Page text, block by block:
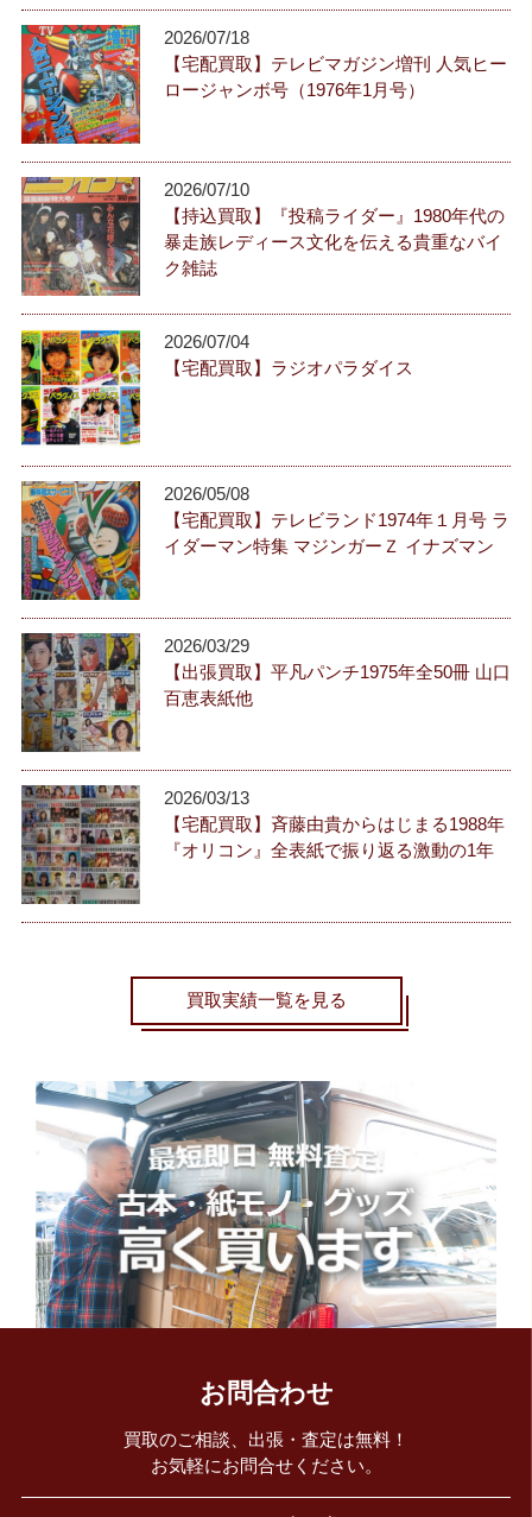
2026/07/18
【宅配買取】テレビマガジン増刊 人気ヒー
ロージャンボ号（1976年1月号）
2026/07/10
【持込買取】『投稿ライダー』1980年代の
暴走族レディース文化を伝える貴重なバイ
ク雑誌
2026/07/04
【宅配買取】ラジオパラダイス
2026/05/08
【宅配買取】テレビランド1974年１月号 ラ
イダーマン特集 マジンガーＺ イナズマン
2026/03/29
【出張買取】平凡パンチ1975年全50冊 山口
百恵表紙他
2026/03/13
【宅配買取】斉藤由貴からはじまる1988年
『オリコン』全表紙で振り返る激動の1年
買取実績一覧を見る
お問合わせ
買取のご相談、出張・査定は無料！
お気軽にお問合せください。